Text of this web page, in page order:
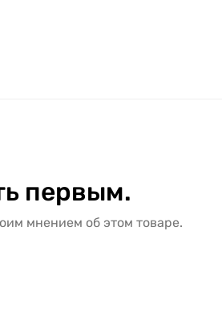
первым.
мнением об этом товаре.